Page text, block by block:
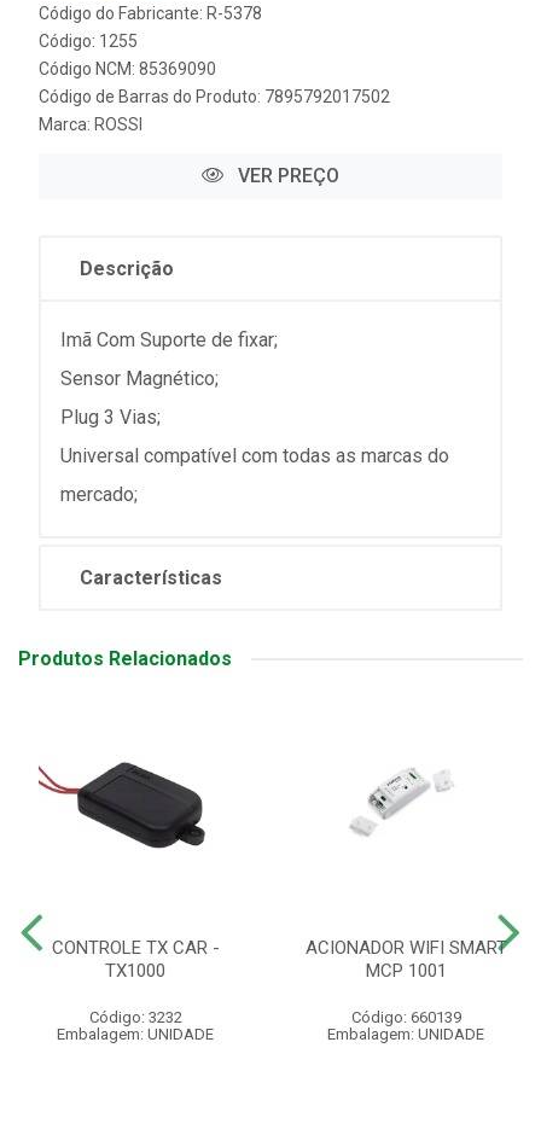
Código do Fabricante: R-5378
Código: 1255
Código NCM: 85369090
Código de Barras do Produto: 7895792017502
Marca: ROSSI
VER PREÇO
Descrição
Imã Com Suporte de fixar;
Sensor Magnético;
Plug 3 Vias;
Universal compatível com todas as marcas do
mercado;
Características
Produtos Relacionados
CONTROLE TX CAR -
TX1000
Código: 3232
Embalagem: UNIDADE
ACIONADOR WIFI SMART
MCP 1001
Código: 660139
Embalagem: UNIDADE